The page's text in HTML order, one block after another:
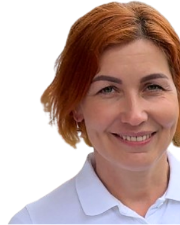
Cookies, ktoré používame
Technické a nevyhnutné cookies
Analytické a marketingové cookies
Reklamné úložisko
Reklamné používateľské dáta
Personalizácia reklám
Povoliť vybrané
Odmietnuť